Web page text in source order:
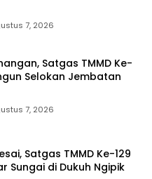
7, 2026
Satgas TMMD Ke-
Selokan Jembatan
7, 2026
Satgas TMMD Ke-129
Sungai di Dukuh Ngipik